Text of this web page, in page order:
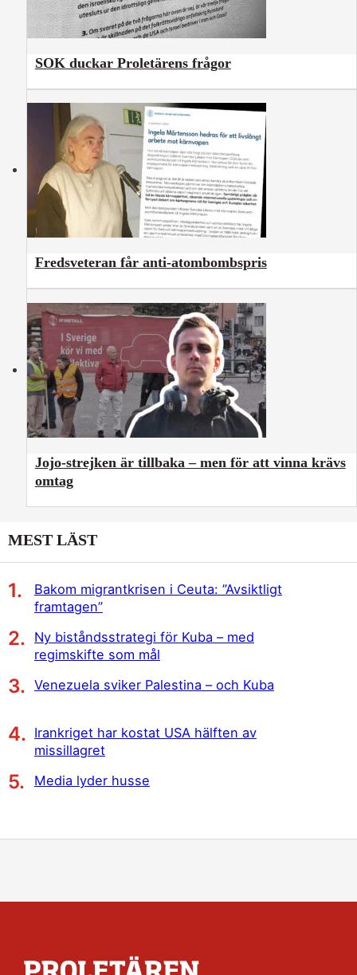
SOK duckar Proletärens frågor
Fredsveteran får anti-atombombspris
Jojo-strejken är tillbaka – men för att vinna krävs
omtag
MEST LÄST
Bakom migrantkrisen i Ceuta: ”Avsiktligt
framtagen”
Ny biståndsstrategi för Kuba – med
regimskifte som mål
Venezuela sviker Palestina – och Kuba
Irankriget har kostat USA hälften av
missillagret
Media lyder husse